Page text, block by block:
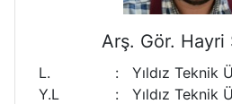
Arş. Gör. Hayri
L. :
Yıldız Teknik
Y.L
: Yıldız Teknik